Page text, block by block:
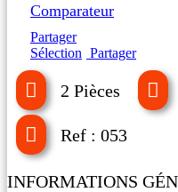
Comparateur
Partager
Sélection Partager
2 Pièces
Ref : 053
INFORMATIONS